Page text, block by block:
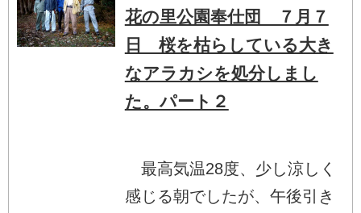
花の里公園奉仕団 ７月７
日 桜を枯らしている大き
なアラカシを処分しまし
た。パート２
最高気温28度、少し涼しく
感じる朝でしたが、午後引き